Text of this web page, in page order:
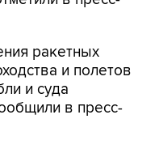
ракетных
и суда
в пресс-
учений по